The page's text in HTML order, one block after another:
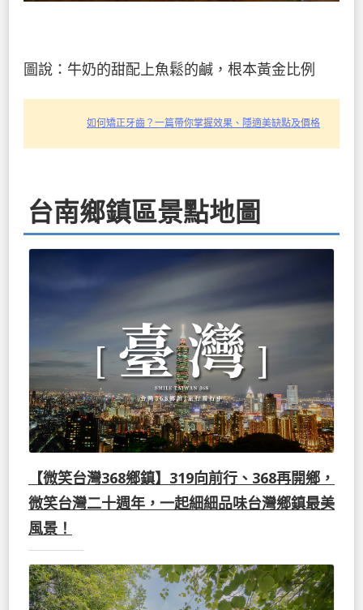
圖說：牛奶的甜配上魚鬆的鹹，根本黃金比例
如何矯正牙齒？一篇帶你掌握效果、隱適美缺點及價格
台南鄉鎮區景點地圖
【微笑台灣368鄉鎮】319向前行、368再開鄉，
微笑台灣二十週年，一起細細品味台灣鄉鎮最美
風景！